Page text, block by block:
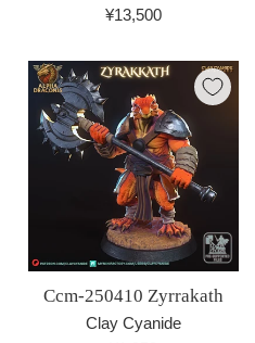
通
価
¥13,500
Ccm-250410 Zyrrakath
Clay Cyanide